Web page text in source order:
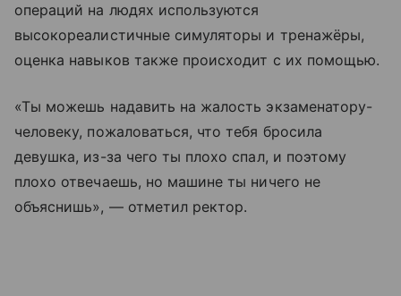
операций на людях используются
высокореалистичные симуляторы и тренажёры,
оценка навыков также происходит с их помощью.
«Ты можешь надавить на жалость экзаменатору-
человеку, пожаловаться, что тебя бросила
девушка, из-за чего ты плохо спал, и поэтому
плохо отвечаешь, но машине ты ничего не
объяснишь», — отметил ректор.